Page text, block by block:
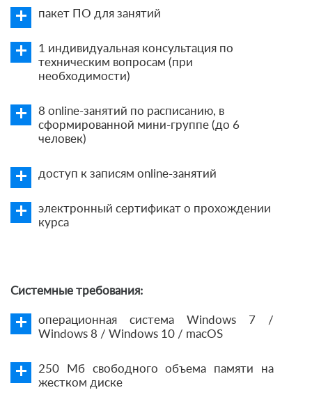
пакет ПО для занятий
1 индивидуальная консультация по
техническим вопросам (при
необходимости)
8 online-занятий по расписанию, в
сформированной мини-группе (до 6
человек)
доступ к записям online-занятий
электронный сертификат о прохождении
курса
Системные требования:
операционная система Windows 7 /
Windows 8 / Windows 10 / macOS
250 Мб свободного объема памяти на
жестком диске